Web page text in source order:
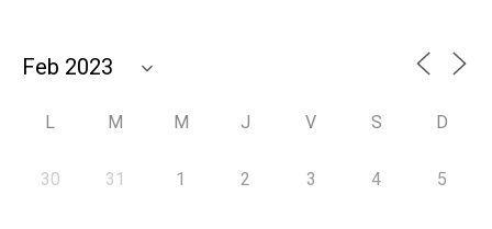
L M M J V S D
30 31 1 2 3 4 5